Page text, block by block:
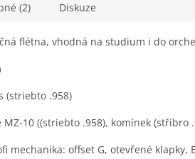
(2) Diskuze
flétna, vhodná na studium i do
(striebto .958)
10 ((striebto .958), komínek (stříbro
mechanika: offset G, otevřené klapky,